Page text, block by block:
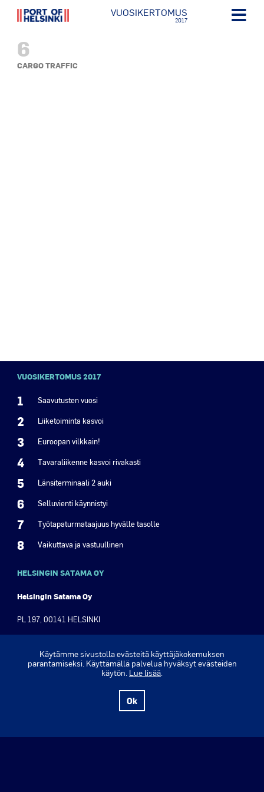
VUOSIKERTOMUS
2017
6
CARGO TRAFFIC
VUOSIKERTOMUS 2017
1 Saavutusten vuosi
2 Liiketoiminta kasvoi
3 Euroopan vilkkain!
4 Tavaraliikenne kasvoi rivakasti
5 Länsiterminaali 2 auki
6 Selluvienti käynnistyi
7 Työtapaturmataajuus hyvälle tasolle
8 Vaikuttava ja vastuullinen
HELSINGIN SATAMA OY
Helsingin Satama Oy
PL 197, 00141 HELSINKI
Puh. +358 9 310 1621
Verkkolehti ›
Käytämme sivustolla evästeitä käyttäjäkokemuksen
parantamiseksi. Käyttämällä palvelua hyväksyt evästeiden
käytön. Lue lisää.
Ok